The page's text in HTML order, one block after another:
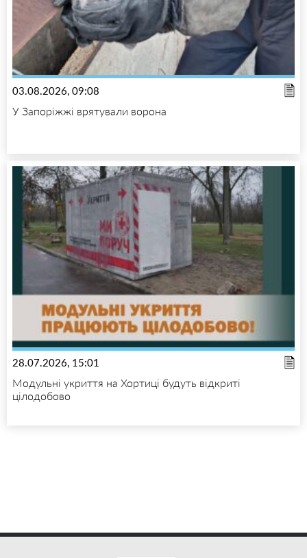
03.08.2026, 09:08
У Запоріжжі врятували ворона
28.07.2026, 15:01
Модульні укриття на Хортиці будуть відкриті
цілодобово